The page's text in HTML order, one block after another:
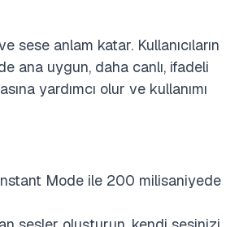
sese anlam katar. Kullanıcıların
ana uygun, daha canlı, ifadeli
yardımcı olur ve kullanımı
Mode ile 200 milisaniyede